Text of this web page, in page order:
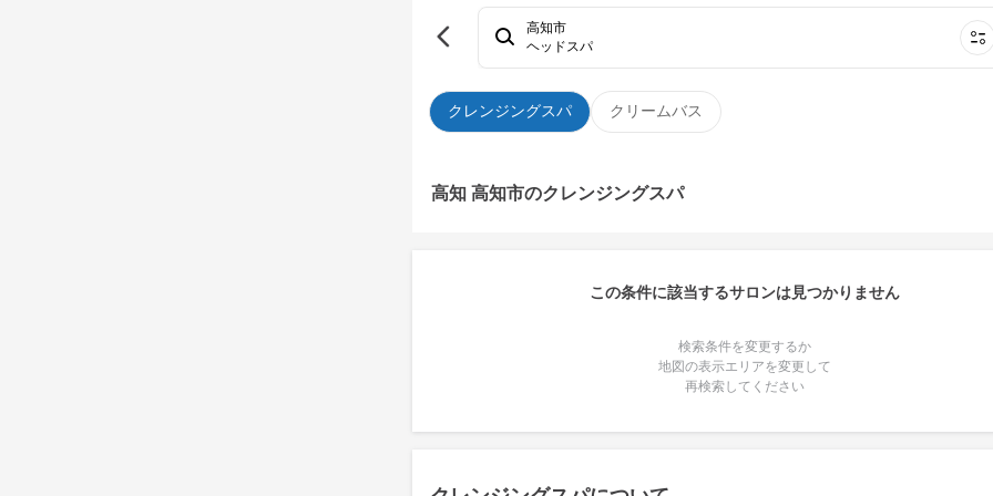
クレンジングスパ クリームバス
高知市
ヘッドスパ
高知 高知市のクレンジングスパ
この条件に該当するサロンは見つかりません
検索条件を変更するか
地図の表示エリアを変更して
再検索してください